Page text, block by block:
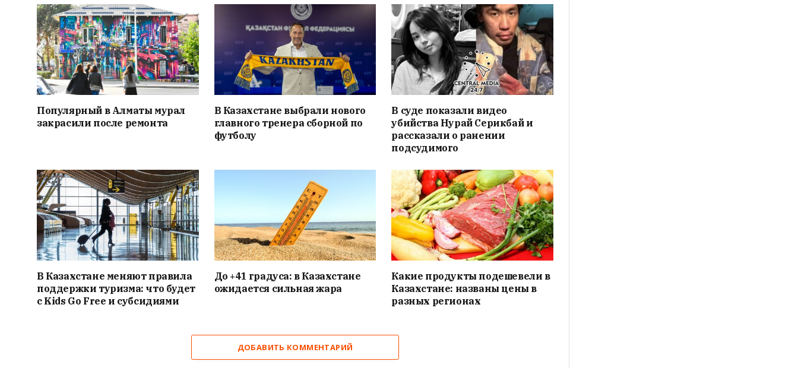
Популярный в Алматы мурал
закрасили после ремонта
В Казахстане выбрали нового
главного тренера сборной по
футболу
В суде показали видео
убийства Нурай Серикбай и
рассказали о ранении
подсудимого
В Казахстане меняют правила
поддержки туризма: что будет
с Kids Go Free и субсидиями
До +41 градуса: в Казахстане
ожидается сильная жара
Какие продукты подешевели в
Казахстане: названы цены в
разных регионах
ДОБАВИТЬ КОММЕНТАРИЙ